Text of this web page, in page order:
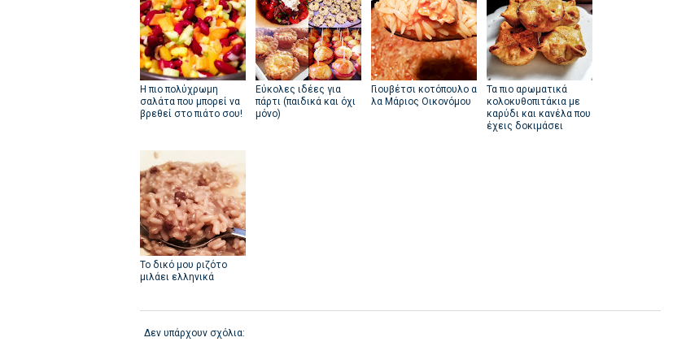
Η πιο πολύχρωμη
σαλάτα που μπορεί να
βρεθεί στο πιάτο σου!
Εύκολες ιδέες για
πάρτι (παιδικά και όχι
μόνο)
Γιουβέτσι κοτόπουλο α
λα Μάριος Οικονόμου
Τα πιο αρωματικά
κολοκυθοπιτάκια με
καρύδι και κανέλα που
έχεις δοκιμάσει
Το δικό μου ριζότο
μιλάει ελληνικά
Δεν υπάρχουν σχόλια: